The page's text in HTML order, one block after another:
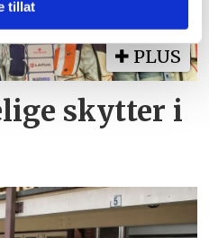
gjort tilgjengelig for dem,
din bruk av
tillat
PLUS
skytter i